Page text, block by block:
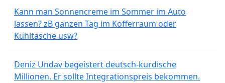
Kann man Sonnencreme im Sommer im Auto
lassen? zB ganzen Tag im Kofferraum oder
Kühltasche usw?
Deniz Undav begeistert deutsch-kurdische
Millionen. Er sollte Integrationspreis bekommen.